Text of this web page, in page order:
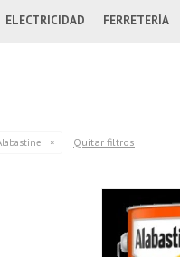
ELECTRICIDAD FERRETERÍA
Quitar filtros